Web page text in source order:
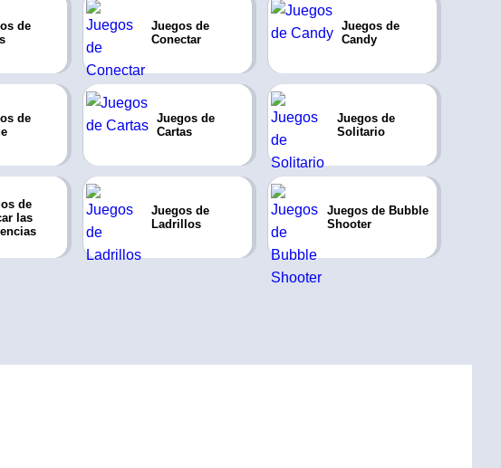
de
Juegos de
Conectar
Juegos de
Candy
de
Juegos de
Cartas
Juegos de
Solitario
de
las
Juegos de
Ladrillos
Juegos de Bubble
Shooter